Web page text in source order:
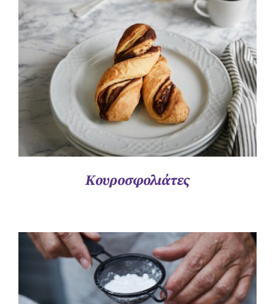
ΛΕΠΤΟΜΈΡΕΙΕΣ
Κουροσφολιάτες